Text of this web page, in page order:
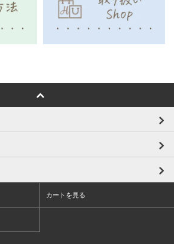
カートを見る